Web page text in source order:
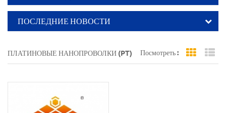
ПОСЛЕДНИЕ НОВОСТИ
ПЛАТИНОВЫЕ НАНОПРОВОЛКИ (PT) Посмотреть : Grid